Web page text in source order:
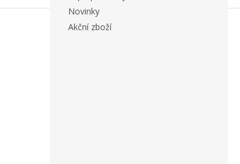
Novinky
Akční zboží